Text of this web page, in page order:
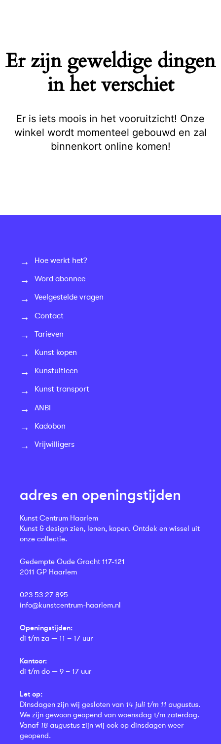
Er zijn geweldige dingen
in het verschiet
Er is iets moois in het vooruitzicht! Onze
winkel wordt momenteel gebouwd en zal
binnenkort online komen!
Hoe werkt het?
Word abonnee
Veelgestelde vragen
Contact
Tarieven
Kunst kopen
Kunstuitleen
Kunst transport
ANBI
Kadobon
Vrijwilligers
adres en openingstijden
Kunst Centrum Haarlem
Kunst & design zien, lenen, kopen. Ontdek en wissel uit
onze collectie.
Gedempte Oude Gracht 117-121
2011 GP Haarlem
023 53 27 895
info@kunstcentrum-haarlem.nl
Openingstijden:
di t/m za — 11 – 17 uur
Kantoor:
di t/m do — 9 – 17 uur
Let op:
Dinsdagen zijn wij gesloten van 14 juli t/m 11 augustus.
We zijn gewoon geopend van woensdag t/m zaterdag.
Vanaf 18 augustus zijn wij ook op dinsdagen weer
geopend.